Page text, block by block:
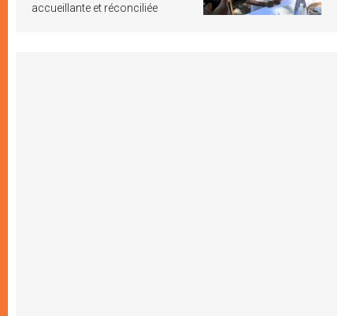
accueillante et réconciliée